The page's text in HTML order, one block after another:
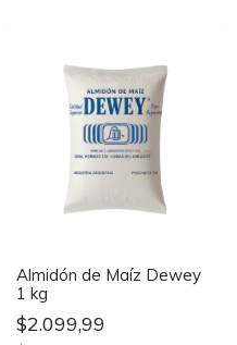
Almidón de Maíz Dewey
1 kg
$2.099,99